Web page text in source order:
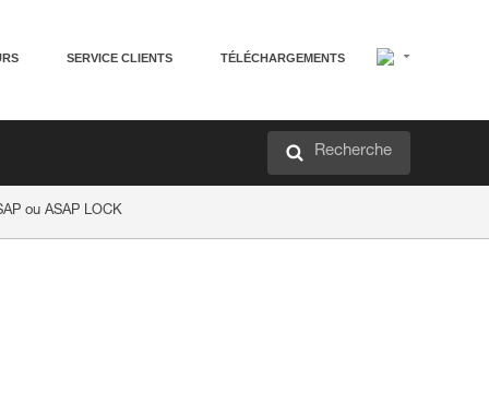
SERVICE CLIENTS TÉLÉCHARGEMENTS
Recherche
ou ASAP LOCK